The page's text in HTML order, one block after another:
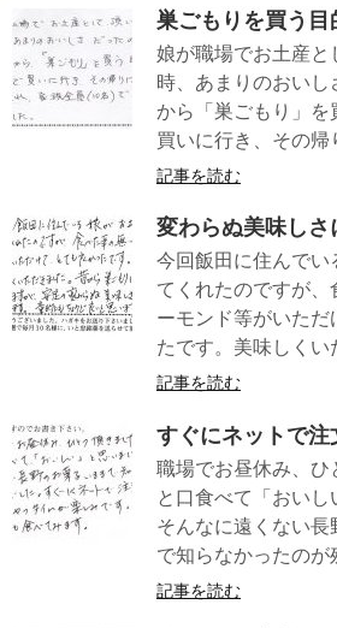
巣ごもりを買う目
娘が職場でお土産と
時、あまりのおいし
から「巣ごもり」を
買いに行き、その帰
記事を読む
変わらぬ美味しさ
今回飯田に住んでい
てくれたのですが、
ーモンド等がいただ
たです。美味しくい
記事を読む
すぐにネットで注
職場でお昼休み、ひ
と口食べて「おいし
そんなに遠くない長
で知らなかったのが
記事を読む